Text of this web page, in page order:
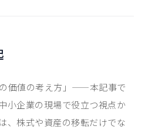
の価値の考え方」——本記事で
小企業の現場で役立つ視点か
、株式や資産の移転だけでな